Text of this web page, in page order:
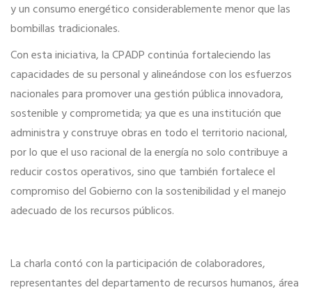
y un consumo energético considerablemente menor que las
bombillas tradicionales.
Con esta iniciativa, la CPADP continúa fortaleciendo las
capacidades de su personal y alineándose con los esfuerzos
nacionales para promover una gestión pública innovadora,
sostenible y comprometida; ya que es una institución que
administra y construye obras en todo el territorio nacional,
por lo que el uso racional de la energía no solo contribuye a
reducir costos operativos, sino que también fortalece el
compromiso del Gobierno con la sostenibilidad y el manejo
adecuado de los recursos públicos.
La charla contó con la participación de colaboradores,
representantes del departamento de recursos humanos, área